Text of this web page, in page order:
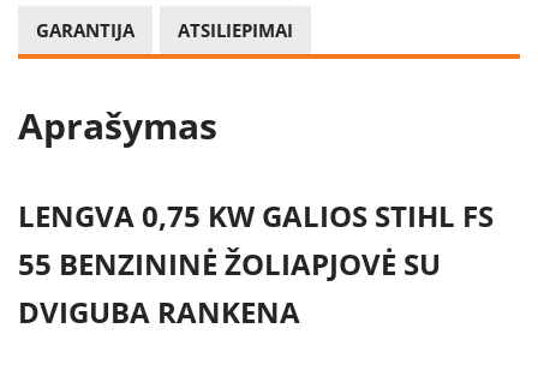
GARANTIJA ATSILIEPIMAI
Aprašymas
LENGVA 0,75 KW GALIOS STIHL FS
55 BENZININĖ ŽOLIAPJOVĖ SU
DVIGUBA RANKENA